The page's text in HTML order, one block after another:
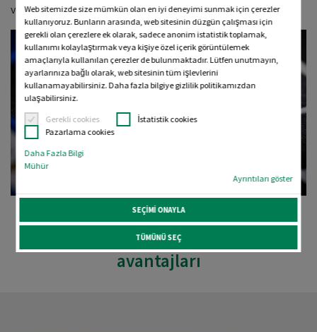
Web sitemizde size mümkün olan en iyi deneyimi sunmak için çerezler
kullanıyoruz. Bunların arasında, web sitesinin düzgün çalışması için
gerekli olan çerezlere ek olarak, sadece anonim istatistik toplamak,
kullanımı kolaylaştırmak veya kişiye özel içerik görüntülemek
amaçlarıyla kullanılan çerezler de bulunmaktadır. Lütfen unutmayın,
ayarlarınıza bağlı olarak, web sitesinin tüm işlevlerini
kullanamayabilirsiniz. Daha fazla bilgiye gizlilik politikamızdan
ulaşabilirsiniz.
Gerekli cookies
İstatistik cookies
Pazarlama cookies
Daha Fazla Bilgi
Mühür
Ayrıntıları göster
SEÇIMI ONAYLA
TÜMÜNÜ SEÇ
ve neden kullanmanız gerektiğini öğreneceksiniz.
Floş iplik ile nakış işlemenin
avantajları